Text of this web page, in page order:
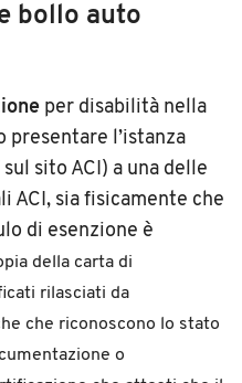
bollo auto
per disabilità nella
presentare l’istanza
sito ACI) a una delle
sia fisicamente che
di esenzione è
della carta di
rilasciati da
che riconoscono lo stato
o